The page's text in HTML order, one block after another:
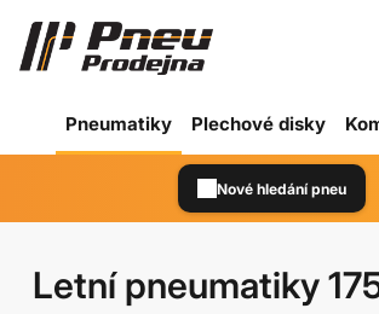
Pneumatiky Plechové disky
Nové hledání pneu
Letní pneumatiky